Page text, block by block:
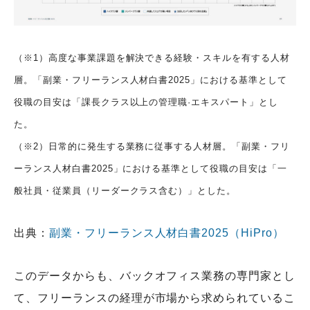
（※1）高度な事業課題を解決できる経験・スキルを有する人材
層。「副業・フリーランス人材白書2025」における基準として
役職の目安は「課長クラス以上の管理職·エキスパート」とし
た。
（※2）日常的に発生する業務に従事する人材層。「副業・フリ
ーランス人材白書2025」における基準として役職の目安は「一
般社員・従業員（リーダークラス含む）」とした。
出典： 副業・フリーランス人材白書2025（HiPro）
このデータからも、バックオフィス業務の専門家とし
て、フリーランスの経理が市場から求められているこ